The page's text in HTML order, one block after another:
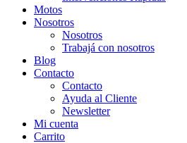
Motos
Nosotros
Nosotros
Trabajá con nosotros
Blog
Contacto
Contacto
Ayuda al Cliente
Newsletter
Mi cuenta
Carrito